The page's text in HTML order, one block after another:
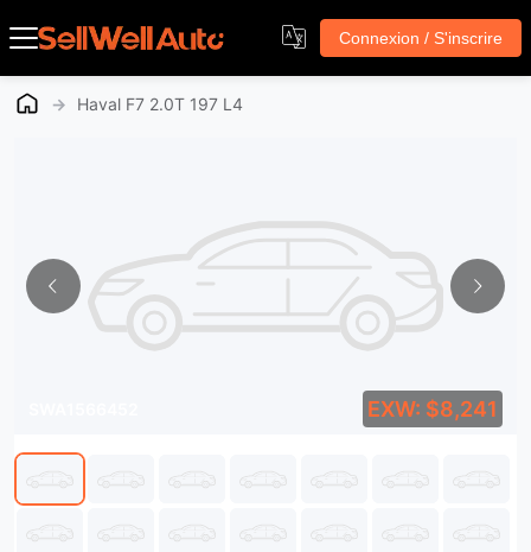
Connexion / S'inscrire
→ Haval F7 2.0T 197 L4
EXW: $8,241